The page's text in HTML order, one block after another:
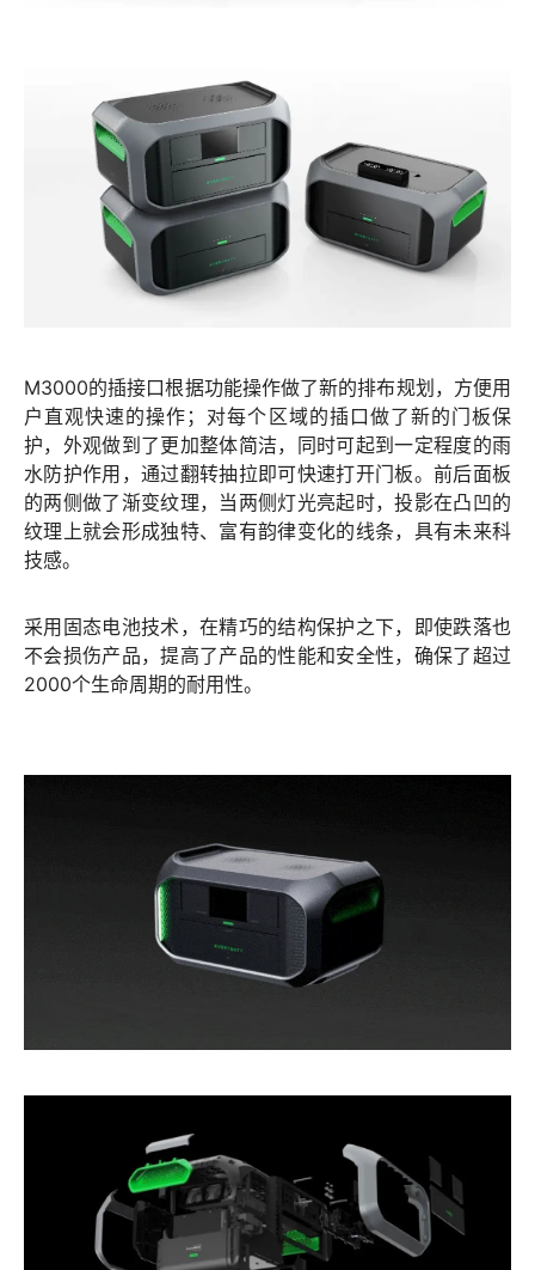
M3000的插接口根据功能操作做了新的排布规划，方便用
户直观快速的操作；对每个区域的插口做了新的门板保
护，外观做到了更加整体简洁，同时可起到一定程度的雨
水防护作用，通过翻转抽拉即可快速打开门板。前后面板
的两侧做了渐变纹理，当两侧灯光亮起时，投影在凸凹的
纹理上就会形成独特、富有韵律变化的线条，具有未来科
技感。
采用固态电池技术，在精巧的结构保护之下，即使跌落也
不会损伤产品，提高了产品的性能和安全性，确保了超过
2000个生命周期的耐用性。